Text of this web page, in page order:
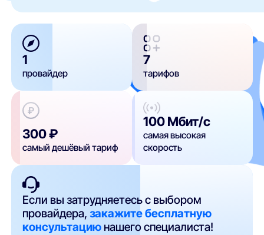
1
провайдер
7
тарифов
300 ₽
самый дешёвый тариф
100 Мбит/с
самая высокая
скорость
Если вы затрудняетесь с выбором
провайдера,закажите бесплатную
консультацию нашего специалиста!